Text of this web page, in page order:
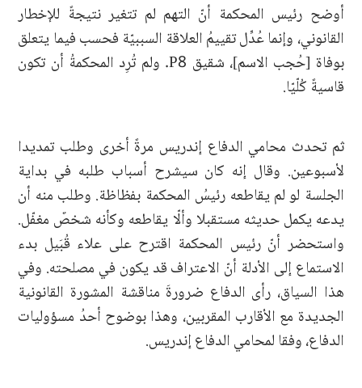
أوضح رئيس المحكمة أنّ التهم لم تتغير نتيجةً للإخطار
القانوني، وإنما عُدِّل تقييمُ العلاقة السببيّة فحسب فيما يتعلق
بوفاة [حُجب الاسم]، شقيق P8. ولم تُرِد المحكمةُ أن تكون
قاسيةً كُلّيّا.
ثم تحدث محامي الدفاع إندريس مرةً أخرى وطلب تمديدا
لأسبوعين. وقال إنه كان سيشرح أسباب طلبه في بداية
الجلسة لو لم يقاطعه رئيسُ المحكمة بفظاظة. وطلب منه أن
يدعه يكمل حديثه مستقبلا وألّا يقاطعه وكأنه شخصٌ مغفّل.
واستحضر أنّ رئيس المحكمة اقترح على علاء قُبَيل بدء
الاستماع إلى الأدلة أنّ الاعتراف قد يكون في مصلحته. وفي
هذا السياق، رأى الدفاع ضرورةَ مناقشة المشورة القانونية
الجديدة مع الأقارب المقربين، وهذا بوضوح أحدُ مسؤوليات
الدفاع، وفقا لمحامي الدفاع إندريس.